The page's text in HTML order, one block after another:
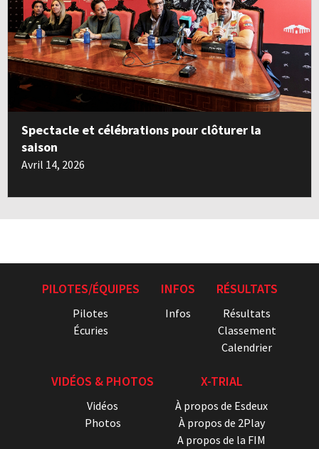
Spectacle et célébrations pour clôturer la
saison
Avril 14, 2026
PILOTES/ÉQUIPES
Pilotes
Écuries
INFOS
Infos
RÉSULTATS
Résultats
Classement
Calendrier
VIDÉOS & PHOTOS
Vidéos
Photos
X-TRIAL
À propos de Esdeux
À propos de 2Play
A propos de la FIM